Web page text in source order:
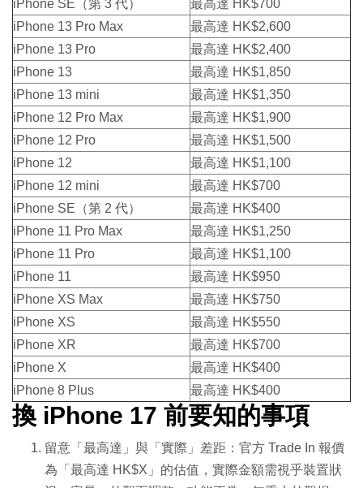
iPhone SE（第 3 代）
最高達 HK$700
iPhone 13 Pro Max
最高達 HK$2,600
iPhone 13 Pro
最高達 HK$2,400
iPhone 13
最高達 HK$1,850
iPhone 13 mini
最高達 HK$1,350
iPhone 12 Pro Max
最高達 HK$1,900
iPhone 12 Pro
最高達 HK$1,500
iPhone 12
最高達 HK$1,100
iPhone 12 mini
最高達 HK$700
iPhone SE（第 2 代）
最高達 HK$400
iPhone 11 Pro Max
最高達 HK$1,250
iPhone 11 Pro
最高達 HK$1,100
iPhone 11
最高達 HK$950
iPhone XS Max
最高達 HK$750
iPhone XS
最高達 HK$550
iPhone XR
最高達 HK$700
iPhone X
最高達 HK$400
iPhone 8 Plus
最高達 HK$400
換 iPhone 17 前要知的事項
留意「最高達」與「實際」差距：官方 Trade In 報價
為「最高達 HK$X」的估值，實際金額需視乎裝置狀